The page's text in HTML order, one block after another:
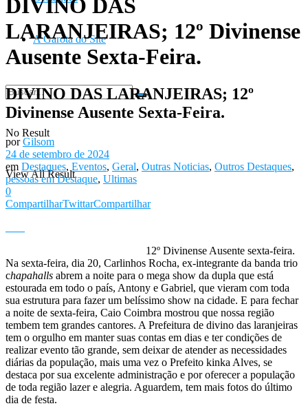
A Garota do Site
No Result
View All Result
DIVINO DAS
LARANJEIRAS; 12º Divinense
Ausente Sexta-Feira.
DIVINO DAS LARANJEIRAS; 12º
Divinense Ausente Sexta-Feira.
por Gilsom
24 de setembro de 2024
em Destaques, Eventos, Geral, Outras Noticias, Outros Destaques,
pessoas em Destaque, Ultimas
0
CompartilharTwittarCompartilhar
12º Divinense Ausente sexta-feira.
Na sexta-feira, dia 20, Carlinhos Rocha, ex-integrante da banda trio
chapahalls abrem a noite para o mega show da dupla que está
estourada em todo o país, Antony e Gabriel, que vieram com toda
sua estrutura para fazer um belíssimo show na cidade. E para fechar
a noite de sexta-feira, Caio Coimbra mostrou que nossa região
tembem tem grandes cantores. A Prefeitura de divino das laranjeiras
tem o orgulho em manter suas contas em dias e ter condições de
realizar evento tão grande, sem deixar de atender as necessidades
diárias da população, mais uma vez o Prefeito kinka Alves, se
destaca por sua excelente administração e por oferecer a população
de toda região lazer e alegria. Aguardem, tem mais fotos do último
dia de festa.